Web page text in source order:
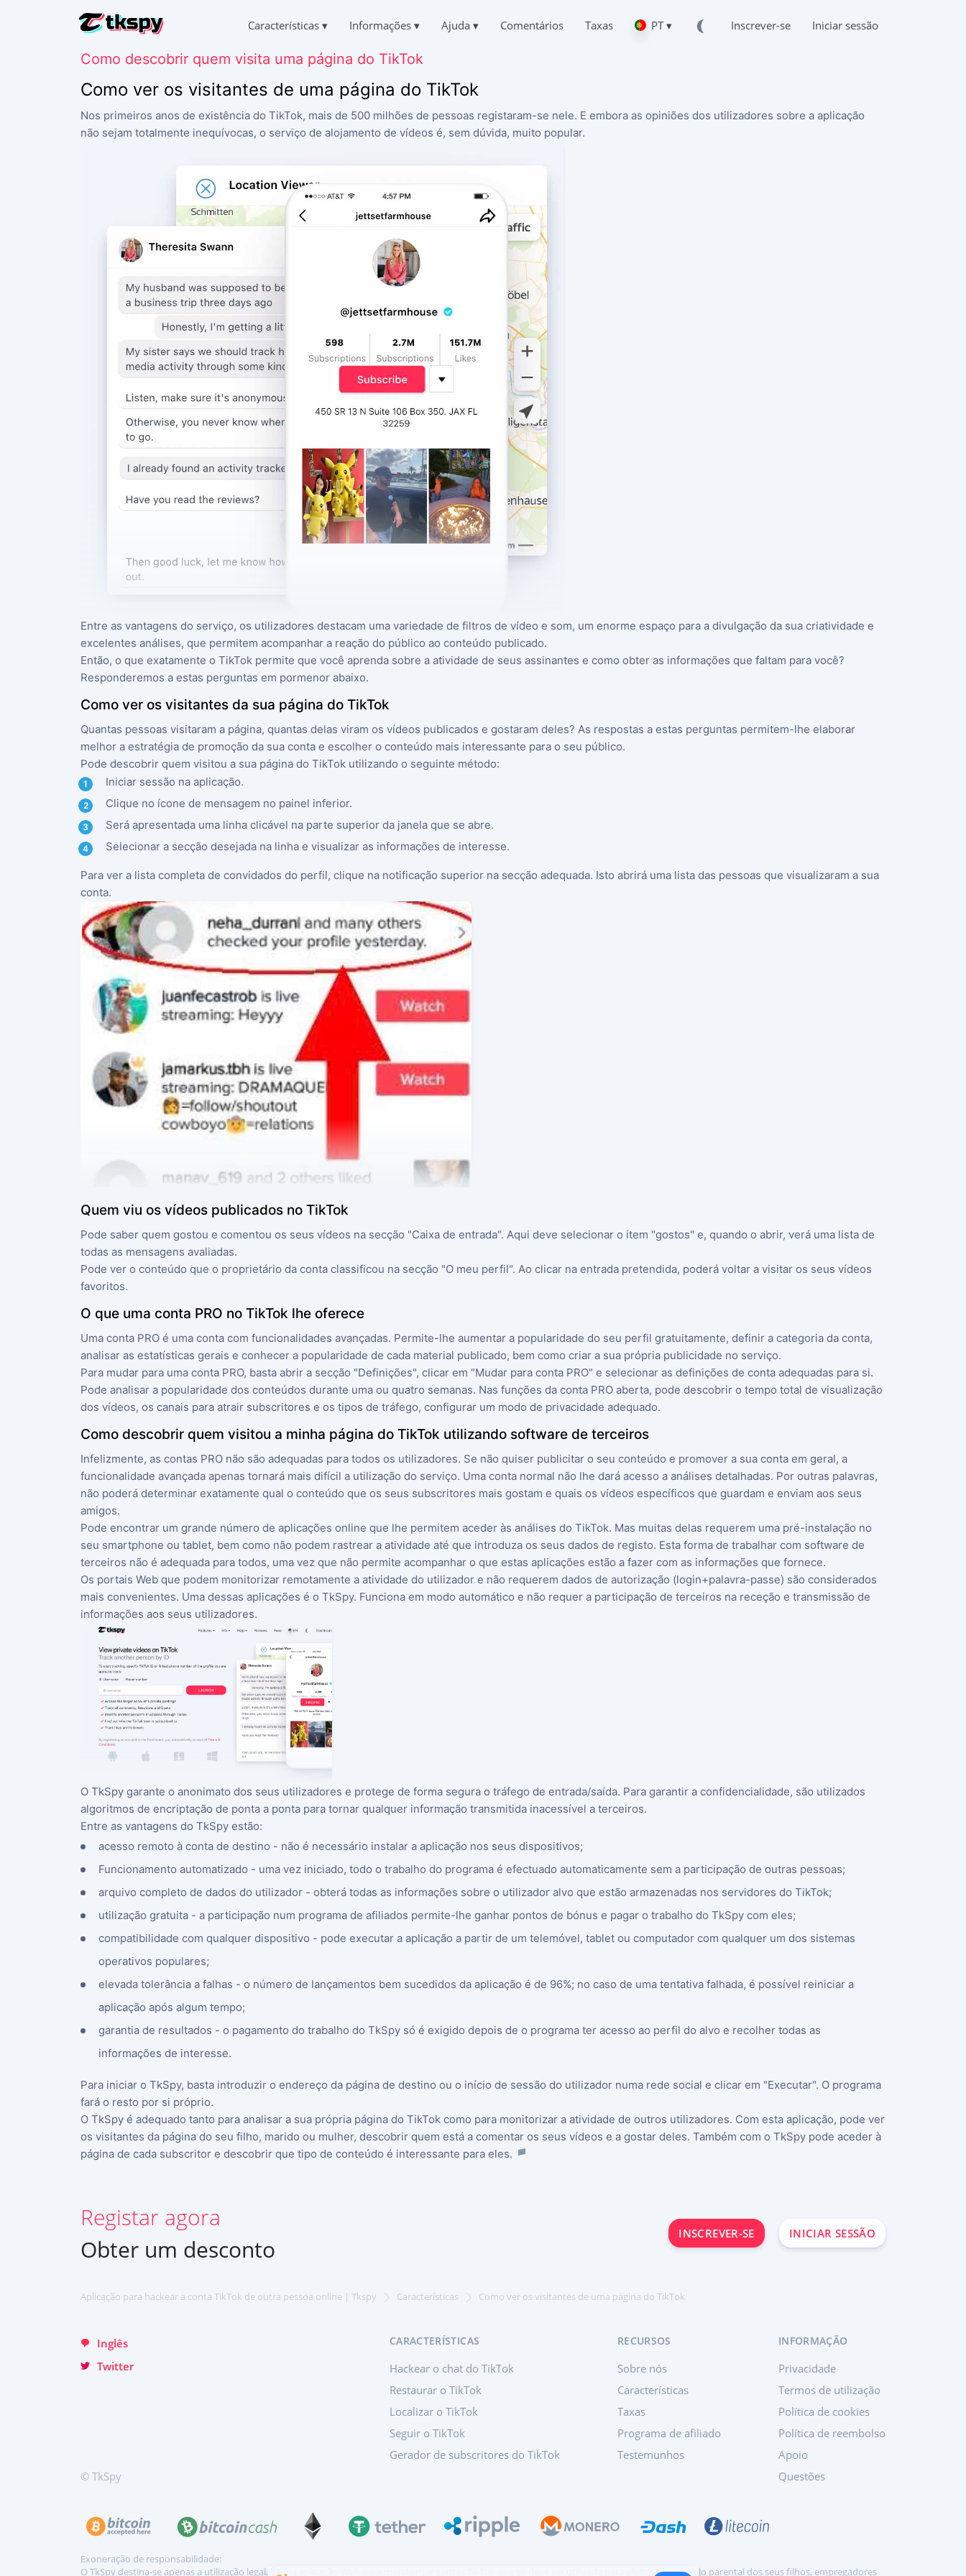
Características ▾ Informações ▾ Ajuda ▾ Comentários Taxas PT ▾ Inscrever-se Iniciar sessão
HACKEAR CHATS DO TIKTOK
Ler a correspondência de outras pessoas
RESTAURAR O TIKTOK
Recuperar Chat Apagado Online
SEGUIR O TIKTOK
Aplicação de rastreio
Adicionar mais subscritores
Perguntas mais frequentes
APOIO
Sempre em linha e com prazer em responder
PRIVACIDADE
TERMOS DE UTILIZAÇÃO
CARACTERÍSTICAS
Como hackear o TikTok de graça
Como descobrir quem está a aceder à sua página do TikTok
Como recuperar uma conta TikTok roubada
Deutsch
中文
日本
English
Como descobrir quem visita uma página do TikTok
Como ver os visitantes de uma página do TikTok
Nos primeiros anos de existência do TikTok, mais de 500 milhões de pessoas registaram-se nele. E embora as opiniões dos utilizadores sobre a aplicação
não sejam totalmente inequívocas, o serviço de alojamento de vídeos é, sem dúvida, muito popular.
Entre as vantagens do serviço, os utilizadores destacam uma variedade de filtros de vídeo e som, um enorme espaço para a divulgação da sua criatividade e
excelentes análises, que permitem acompanhar a reação do público ao conteúdo publicado.
Então, o que exatamente o TikTok permite que você aprenda sobre a atividade de seus assinantes e como obter as informações que faltam para você?
Responderemos a estas perguntas em pormenor abaixo.
Como ver os visitantes da sua página do TikTok
Quantas pessoas visitaram a página, quantas delas viram os vídeos publicados e gostaram deles? As respostas a estas perguntas permitem-lhe elaborar
melhor a estratégia de promoção da sua conta e escolher o conteúdo mais interessante para o seu público.
Pode descobrir quem visitou a sua página do TikTok utilizando o seguinte método:
Iniciar sessão na aplicação.
Clique no ícone de mensagem no painel inferior.
Será apresentada uma linha clicável na parte superior da janela que se abre.
Selecionar a secção desejada na linha e visualizar as informações de interesse.
Para ver a lista completa de convidados do perfil, clique na notificação superior na secção adequada. Isto abrirá uma lista das pessoas que visualizaram a sua
conta.
Quem viu os vídeos publicados no TikTok
Pode saber quem gostou e comentou os seus vídeos na secção "Caixa de entrada". Aqui deve selecionar o item "gostos" e, quando o abrir, verá uma lista de
todas as mensagens avaliadas.
Pode ver o conteúdo que o proprietário da conta classificou na secção "O meu perfil". Ao clicar na entrada pretendida, poderá voltar a visitar os seus vídeos
favoritos.
O que uma conta PRO no TikTok lhe oferece
Uma conta PRO é uma conta com funcionalidades avançadas. Permite-lhe aumentar a popularidade do seu perfil gratuitamente, definir a categoria da conta,
analisar as estatísticas gerais e conhecer a popularidade de cada material publicado, bem como criar a sua própria publicidade no serviço.
Para mudar para uma conta PRO, basta abrir a secção "Definições", clicar em "Mudar para conta PRO" e selecionar as definições de conta adequadas para si.
Pode analisar a popularidade dos conteúdos durante uma ou quatro semanas. Nas funções da conta PRO aberta, pode descobrir o tempo total de visualização
dos vídeos, os canais para atrair subscritores e os tipos de tráfego, configurar um modo de privacidade adequado.
Como descobrir quem visitou a minha página do TikTok utilizando software de terceiros
Infelizmente, as contas PRO não são adequadas para todos os utilizadores. Se não quiser publicitar o seu conteúdo e promover a sua conta em geral, a
funcionalidade avançada apenas tornará mais difícil a utilização do serviço. Uma conta normal não lhe dará acesso a análises detalhadas. Por outras palavras,
não poderá determinar exatamente qual o conteúdo que os seus subscritores mais gostam e quais os vídeos específicos que guardam e enviam aos seus
amigos.
Pode encontrar um grande número de aplicações online que lhe permitem aceder às análises do TikTok. Mas muitas delas requerem uma pré-instalação no
seu smartphone ou tablet, bem como não podem rastrear a atividade até que introduza os seus dados de registo. Esta forma de trabalhar com software de
terceiros não é adequada para todos, uma vez que não permite acompanhar o que estas aplicações estão a fazer com as informações que fornece.
Os portais Web que podem monitorizar remotamente a atividade do utilizador e não requerem dados de autorização (login+palavra-passe) são considerados
mais convenientes. Uma dessas aplicações é o TkSpy. Funciona em modo automático e não requer a participação de terceiros na receção e transmissão de
informações aos seus utilizadores.
O TkSpy garante o anonimato dos seus utilizadores e protege de forma segura o tráfego de entrada/saída. Para garantir a confidencialidade, são utilizados
algoritmos de encriptação de ponta a ponta para tornar qualquer informação transmitida inacessível a terceiros.
Entre as vantagens do TkSpy estão:
acesso remoto à conta de destino - não é necessário instalar a aplicação nos seus dispositivos;
Funcionamento automatizado - uma vez iniciado, todo o trabalho do programa é efectuado automaticamente sem a participação de outras pessoas;
arquivo completo de dados do utilizador - obterá todas as informações sobre o utilizador alvo que estão armazenadas nos servidores do TikTok;
utilização gratuita - a participação num programa de afiliados permite-lhe ganhar pontos de bónus e pagar o trabalho do TkSpy com eles;
compatibilidade com qualquer dispositivo - pode executar a aplicação a partir de um telemóvel, tablet ou computador com qualquer um dos sistemas
operativos populares;
elevada tolerância a falhas - o número de lançamentos bem sucedidos da aplicação é de 96%; no caso de uma tentativa falhada, é possível reiniciar a
aplicação após algum tempo;
garantia de resultados - o pagamento do trabalho do TkSpy só é exigido depois de o programa ter acesso ao perfil do alvo e recolher todas as
informações de interesse.
Para iniciar o TkSpy, basta introduzir o endereço da página de destino ou o início de sessão do utilizador numa rede social e clicar em "Executar". O programa
fará o resto por si próprio.
O TkSpy é adequado tanto para analisar a sua própria página do TikTok como para monitorizar a atividade de outros utilizadores. Com esta aplicação, pode ver
os visitantes da página do seu filho, marido ou mulher, descobrir quem está a comentar os seus vídeos e a gostar deles. Também com o TkSpy pode aceder à
página de cada subscritor e descobrir que tipo de conteúdo é interessante para eles.
Registar agora
Obter um desconto
INSCREVER-SE INICIAR SESSÃO
Aplicação para hackear a conta TikTok de outra pessoa online | Tkspy Características Como ver os visitantes de uma página do TikTok
Inglês
INSCREVER-SE AGORA
Deutsch
Español
中文
日本
Хинди हिन्दी
Twitter
© TkSpy
CARACTERÍSTICAS
Hackear o chat do TikTok
Restaurar o TikTok
Localizar o TikTok
Seguir o TikTok
Gerador de subscritores do TikTok
RECURSOS
Sobre nós
Características
Taxas
Programa de afiliado
Testemunhos
INFORMAÇÃO
Privacidade
Termos de utilização
Política de cookies
Política de reembolso
Apoio
Questões
Exoneração de responsabilidade:
O TkSpy destina-se apenas a utilização legal. É uma aplicação Web para monitorizar contas TikTok que só deve ser utilizada para efeitos de controlo parental dos seus filhos, empregadores